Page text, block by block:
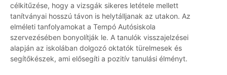
célkitűzése, hogy a vizsgák sikeres letétele mellett
tanítványai hosszú távon is helytálljanak az utakon. Az
elméleti tanfolyamokat a Tempó Autósiskola
szervezésében bonyolítják le. A tanulók visszajelzései
alapján az iskolában dolgozó oktatók türelmesek és
segítőkészek, ami elősegíti a pozitív tanulási élményt.